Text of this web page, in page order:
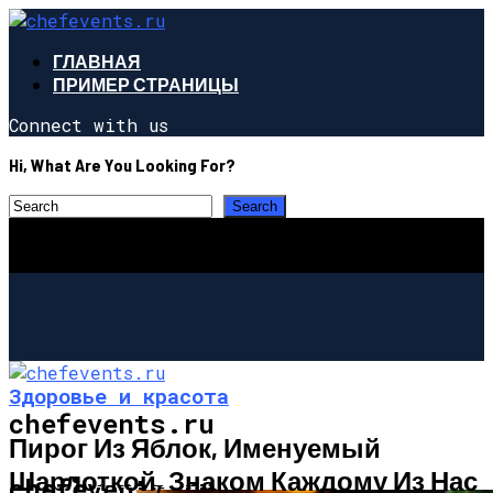
ГЛАВНАЯ
ПРИМЕР СТРАНИЦЫ
Connect with us
Hi, What Are You Looking For?
chefevents.ru
ЗДОРОВЬЕ И КРАСОТА
Здоровье и красота
Пирог Из Яблок, Именуемый
Шарлоткой, Знаком Каждому Из Нас